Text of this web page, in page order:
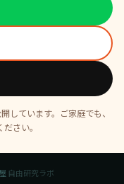
しています。ご家庭でも、
さい。
自由研究ラボ